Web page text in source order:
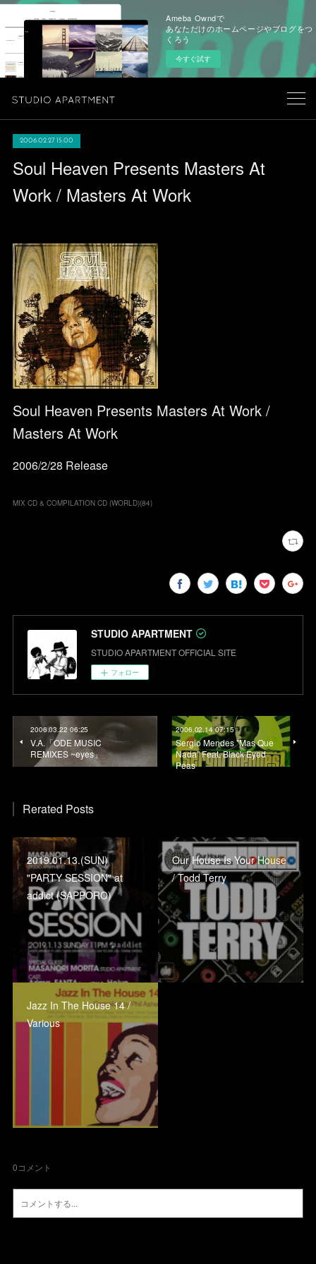
Ameba Owndで
あなただけのホームページやブログをつ
くろう
今すぐ試す
2006.02.27 15:00
Soul Heaven Presents Masters At
Work / Masters At Work
Soul Heaven Presents Masters At Work /
Masters At Work
2006/2/28 Release
MIX CD & COMPILATION CD (WORLD)(84)
STUDIO APARTMENT
STUDIO APARTMENT OFFICIAL SITE
フォロー
2006.03.22 06:25
V.A.「ODE MUSIC
REMIXES ~eyes」
2006.02.14 07:15
Sergio Mendes "Mas Que
Nada" Feat. Black Eyed
Peas
Rerated Posts
2019.01.13.(SUN)
"PARTY SESSION" at
addict (SAPPORO)
Our House Is Your House
/ Todd Terry
Jazz In The House 14 /
Various
0コメント